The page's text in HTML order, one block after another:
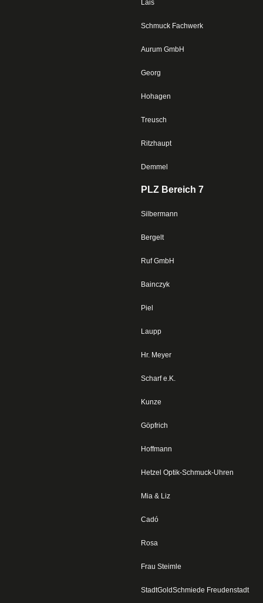
Lais
Schmuck Fachwerk
Aurum GmbH
Georg
Hohagen
Treusch
Ritzhaupt
Demmel
PLZ Bereich 7
Silbermann
Bergelt
Ruf GmbH
Bainczyk
Piel
Laupp
Hr. Meyer
Scharf e.K.
Kunze
Göpfrich
Hoffmann
Hetzel Optik-Schmuck-Uhren
Mia & Liz
Cadó
Rosa
Frau Steimle
StadtGoldSchmiede Freudenstadt